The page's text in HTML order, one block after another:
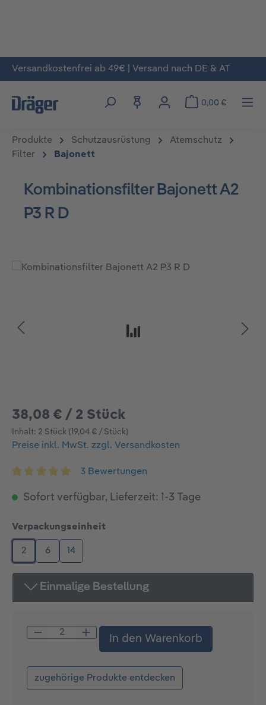
Zum Hauptinhalt springen
Versandkostenfrei ab 49€ | Versand nach DE & AT
0,00 €
Produkte Schutzausrüstung
Atemschutz
Filter
Bajonett
Kombinationsfilter Bajonett A2
P3 R D
Bildergalerie überspringen
38,08 € / 2 Stück
Inhalt: 2 Stück (19,04 € / Stück)
Preise inkl. MwSt. zzgl. Versandkosten
3 Bewertungen
Sofort verfügbar, Lieferzeit: 1-3 Tage
Verpackungseinheit
2 6 14
Einmalige Bestellung
Produkt Anzahl: Gib den gewünschten
In den Warenkorb
zugehörige Produkte entdecken